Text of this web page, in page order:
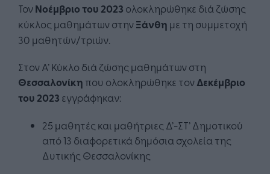
ΤονΝοέμβριο του 2023 ολοκληρώθηκε διά ζώσης
κύκλος μαθημάτων στηνΞάνθη με τη συμμετοχή
30 μαθητών/τριών.
Στον Α’ Κύκλο διά ζώσης μαθημάτων στη
Θεσσαλονίκη που ολοκληρώθηκε τονΔεκέμβριο
του 2023 εγγράφηκαν:
25 μαθητές και μαθήτριες Δ’-ΣΤ’ Δημοτικού
από 13 διαφορετικά δημόσια σχολεία της
Δυτικής Θεσσαλονίκης